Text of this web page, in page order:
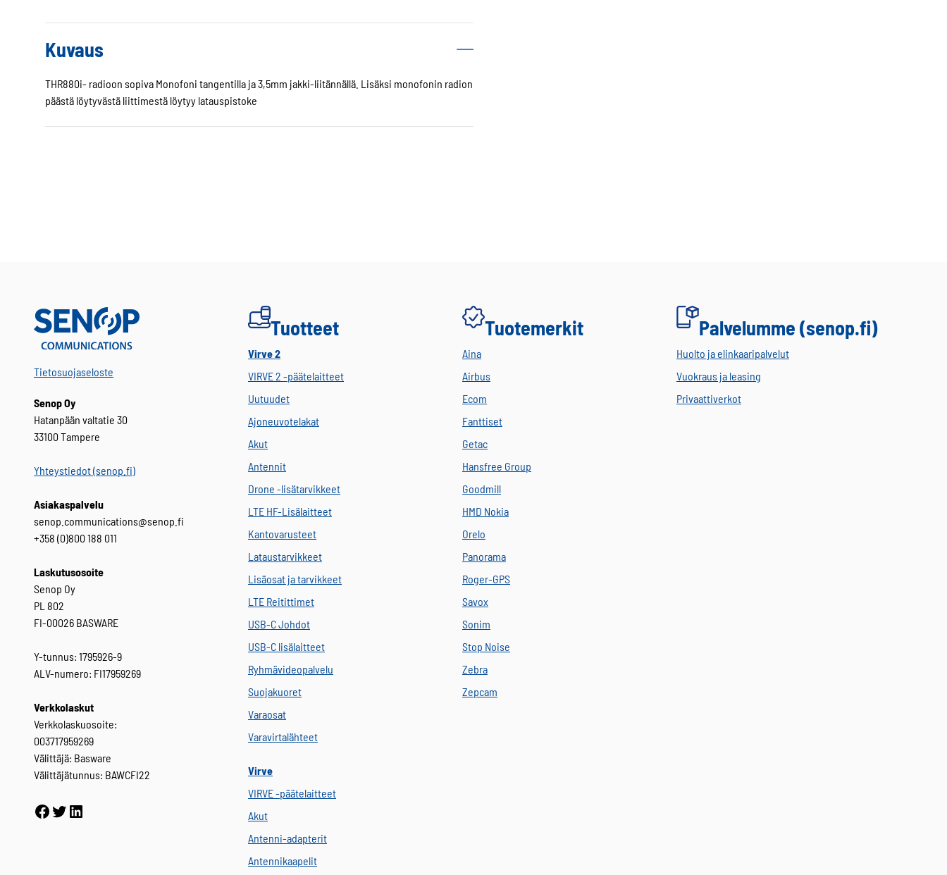
Kuvaus
THR880i- radioon sopiva Monofoni tangentilla ja 3,5mm jakki-liitännällä. Lisäksi monofonin radion
päästä löytyvästä liittimestä löytyy latauspistoke
Tietosuojaseloste
Senop Oy
Hatanpään valtatie 30
33100 Tampere
Yhteystiedot (senop.fi)
Asiakaspalvelu
senop.communications@senop.fi
+358 (0)800 188 011
Laskutusosoite
Senop Oy
PL 802
FI-00026 BASWARE
Y-tunnus: 1795926-9
ALV-numero: FI17959269
Verkkolaskut
Verkkolaskuosoite:
003717959269
Välittäjä: Basware
Välittäjätunnus: BAWCFI22
Tuotteet
Virve 2
VIRVE 2 -päätelaitteet
Uutuudet
Ajoneuvotelakat
Akut
Antennit
Drone -lisätarvikkeet
LTE HF-Lisälaitteet
Kantovarusteet
Lataustarvikkeet
Lisäosat ja tarvikkeet
LTE Reitittimet
USB-C Johdot
USB-C lisälaitteet
Ryhmävideopalvelu
Suojakuoret
Varaosat
Varavirtalähteet
Virve
VIRVE -päätelaitteet
Akut
Antenni-adapterit
Antennikaapelit
Tuotemerkit
Aina
Airbus
Ecom
Fanttiset
Getac
Hansfree Group
Goodmill
HMD Nokia
Orelo
Panorama
Roger-GPS
Savox
Sonim
Stop Noise
Zebra
Zepcam
Palvelumme (senop.fi)
Huolto ja elinkaaripalvelut
Vuokraus ja leasing
Privaattiverkot